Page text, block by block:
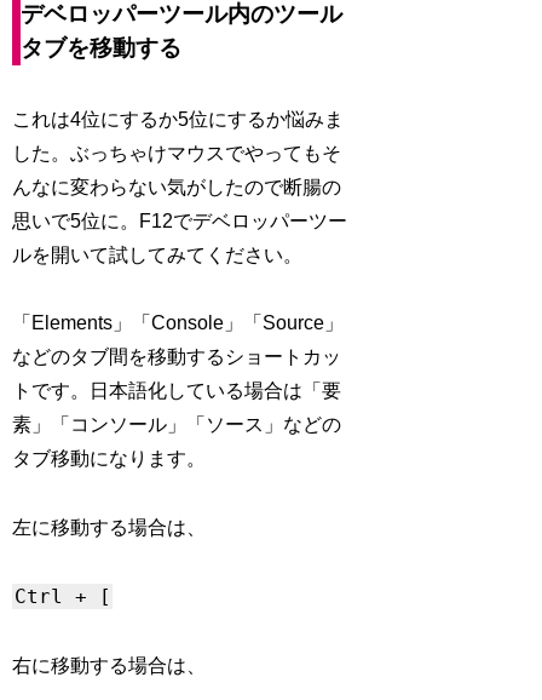
デベロッパーツール内のツール
タブを移動する
これは4位にするか5位にするか悩みま
した。ぶっちゃけマウスでやってもそ
んなに変わらない気がしたので断腸の
思いで5位に。F12でデベロッパーツー
ルを開いて試してみてください。
「Elements」「Console」「Source」
などのタブ間を移動するショートカッ
トです。日本語化している場合は「要
素」「コンソール」「ソース」などの
タブ移動になります。
左に移動する場合は、
Ctrl + [
右に移動する場合は、